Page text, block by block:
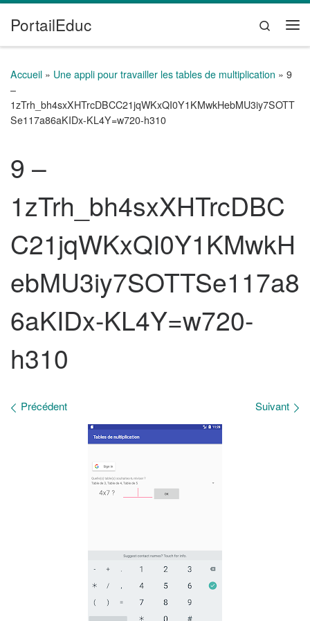
Passer au contenu
PortailEduc
Search
Accueil » Une appli pour travailler les tables de multiplication » 9
–
1zTrh_bh4sxXHTrcDBCC21jqWKxQI0Y1KMwkHebMU3iy7SOTT
Se117a86aKIDx-KL4Y=w720-h310
9 –
1zTrh_bh4sxXHTrcDBC
C21jqWKxQI0Y1KMwkH
ebMU3iy7SOTTSe117a8
6aKIDx-KL4Y=w720-
h310
Navigation des images
Précédent Suivant